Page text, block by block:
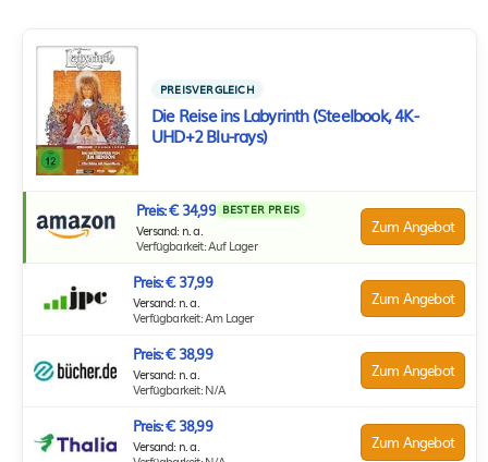
PREISVERGLEICH
Die Reise ins Labyrinth (Steelbook, 4K-
UHD+2 Blu-rays)
Preis: € 34,99 BESTER PREIS
Versand: n. a.
Verfügbarkeit: Auf Lager
Zum Angebot
Preis: € 37,99
Versand: n. a.
Verfügbarkeit: Am Lager
Zum Angebot
Preis: € 38,99
Versand: n. a.
Verfügbarkeit: N/A
Zum Angebot
Preis: € 38,99
Versand: n. a.
Zum Angebot